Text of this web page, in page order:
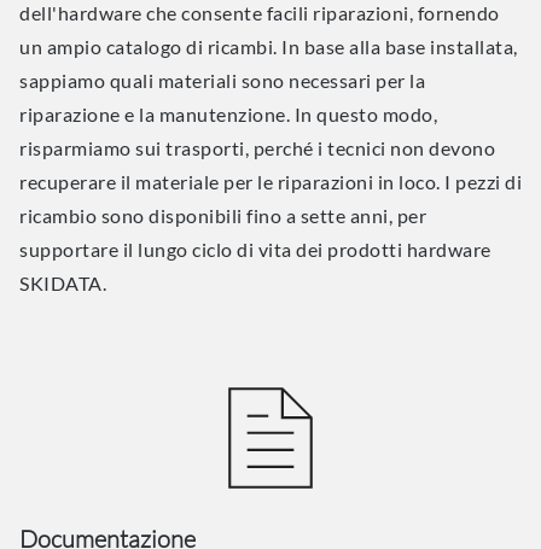
dell'hardware che consente facili riparazioni, fornendo
un ampio catalogo di ricambi. In base alla base installata,
sappiamo quali materiali sono necessari per la
riparazione e la manutenzione. In questo modo,
risparmiamo sui trasporti, perché i tecnici non devono
recuperare il materiale per le riparazioni in loco. I pezzi di
ricambio sono disponibili fino a sette anni, per
supportare il lungo ciclo di vita dei prodotti hardware
SKIDATA.
Documentazione